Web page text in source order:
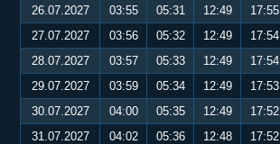
26.07.2027
03:55 05:31 12:49 17:55
27.07.2027
03:56 05:32 12:49 17:54
28.07.2027
03:57 05:33 12:49 17:54
29.07.2027
03:59 05:34 12:49 17:53
30.07.2027
04:00 05:35 12:49 17:52
31.07.2027
04:02 05:36 12:48 17:52